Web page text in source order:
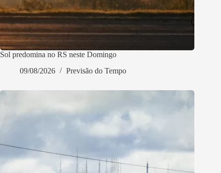
Sol predomina no RS neste Domingo
09/08/2026
Previsão do Tempo